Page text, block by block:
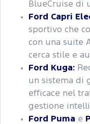
BlueCruise di
Ford Capri
sportivo che
con una suite
cerca stile e
Ford Kuga:
un sistema di
efficace nel
gestione
Ford Puma e